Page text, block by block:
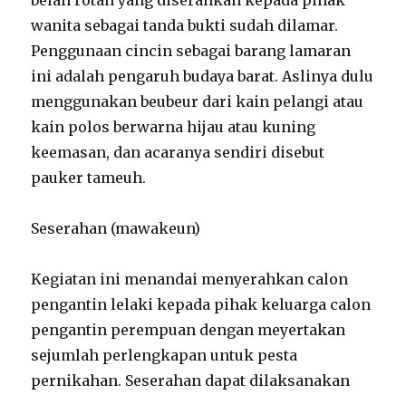
wanita sebagai tanda bukti sudah dilamar.
Penggunaan cincin sebagai barang lamaran
ini adalah pengaruh budaya barat. Aslinya dulu
menggunakan beubeur dari kain pelangi atau
kain polos berwarna hijau atau kuning
keemasan, dan acaranya sendiri disebut
pauker tameuh.
Seserahan (mawakeun)
Kegiatan ini menandai menyerahkan calon
pengantin lelaki kepada pihak keluarga calon
pengantin perempuan dengan meyertakan
sejumlah perlengkapan untuk pesta
pernikahan. Seserahan dapat dilaksanakan